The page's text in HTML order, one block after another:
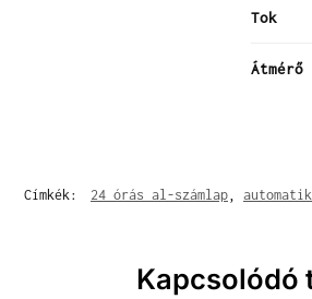
Tok
Átmérő
Címkék:
24 órás al-számlap,
Kapcsolódó